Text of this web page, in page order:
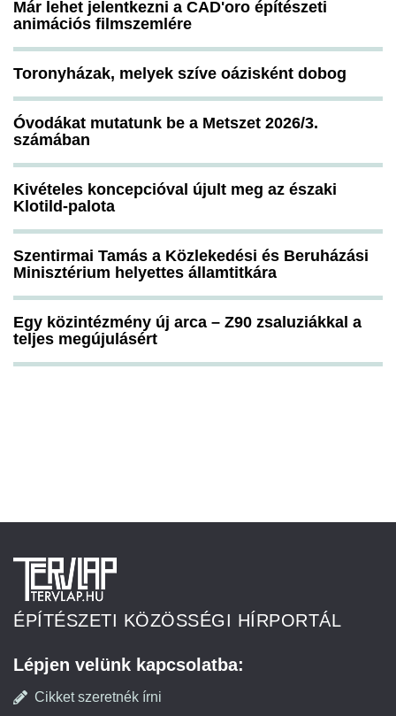
Már lehet jelentkezni a CAD'oro építészeti
animációs filmszemlére
Toronyházak, melyek szíve oázisként dobog
Óvodákat mutatunk be a Metszet 2026/3.
számában
Kivételes koncepcióval újult meg az északi
Klotild-palota
Szentirmai Tamás a Közlekedési és Beruházási
Minisztérium helyettes államtitkára
Egy közintézmény új arca – Z90 zsaluziákkal a
teljes megújulásért
ÉPÍTÉSZETI KÖZÖSSÉGI HÍRPORTÁL
Lépjen velünk kapcsolatba:
Cikket szeretnék írni